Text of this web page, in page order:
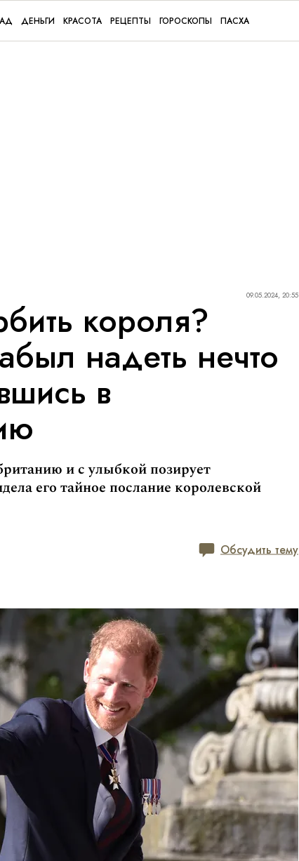
ДЕНЬГИ КРАСОТА РЕЦЕПТЫ ГОРОСКОПЫ ПАСХА
09.05.2024, 20:55
короля?
надеть нечто
в
и с улыбкой позирует
его тайное послание королевской
Обсудить тему